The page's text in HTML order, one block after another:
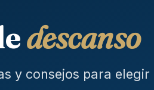
descanso
y consejos para